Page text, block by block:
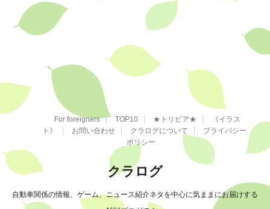
For foreigners TOP10 ★トリビア★
《イラス
ト》
お問い合わせ クラログについて
プライバシー
ポリシー
クラログ
自動車関係の情報、ゲーム、ニュース紹介ネタを中心に気ままにお届けする